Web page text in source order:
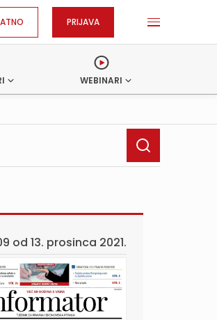
PRIJAVA
WEBINARI
od 13. prosinca 2021.